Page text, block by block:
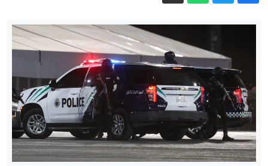
قارن فيها بين عائلته وعائلة عبدول.. تدوينة
لترمب تشعل الجدل
سباق الزمن بين واشنطن وطهران.. من
يحسم الصراع في مضيق هرمز؟
5 أسئلة حول اتفاقية مكة.. هل تمثل نواة
لـ"ناتو إسلامي"؟
الدفاع الروسية: تحرير بلدتين في دونيتسك